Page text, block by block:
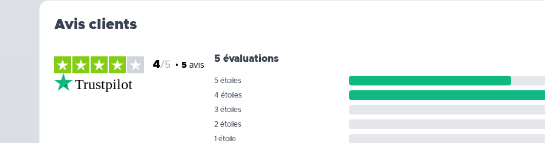
Avis clients
4/5 • 5 avis
Trustpilot
5 évaluations
5 étoiles
4 étoiles
3 étoiles
2 étoiles
1 étoile